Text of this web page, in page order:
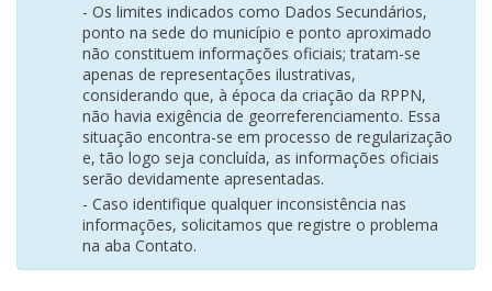
- Os limites indicados como Dados Secundários,
ponto na sede do município e ponto aproximado
não constituem informações oficiais; tratam-se
apenas de representações ilustrativas,
considerando que, à época da criação da RPPN,
não havia exigência de georreferenciamento. Essa
situação encontra-se em processo de regularização
e, tão logo seja concluída, as informações oficiais
serão devidamente apresentadas.
- Caso identifique qualquer inconsistência nas
informações, solicitamos que registre o problema
na aba Contato.